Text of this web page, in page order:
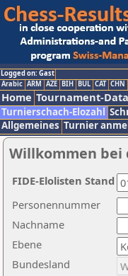
Logged on: Gast
Arabic ARM AZE BIH BUL CAT CHN
Home Tournament-
Turnierschach-Elozahl
Allgemeines Turnier
Willkommen bei
Nachname
Ebene
Personennummer
Bundesland
FIDE-Elolisten Stand